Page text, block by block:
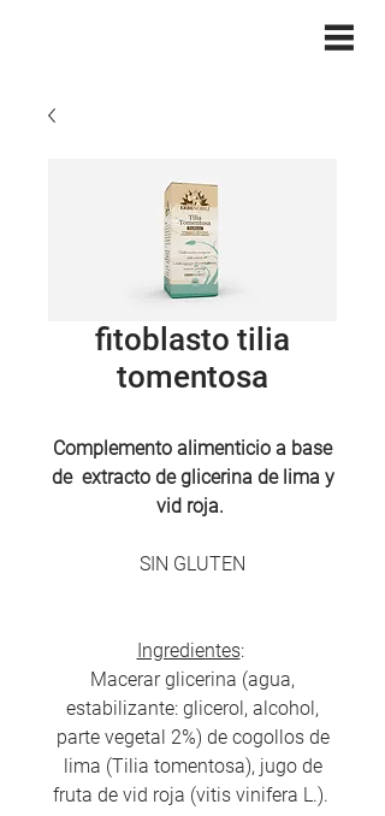
fitoblasto tilia
tomentosa
Complemento alimenticio a base
de extracto de glicerina de lima y
vid roja.
SIN GLUTEN
Ingredientes:
Macerar glicerina (agua,
estabilizante: glicerol, alcohol,
parte vegetal 2%) de cogollos de
lima (Tilia tomentosa), jugo de
fruta de vid roja (vitis vinifera L.).